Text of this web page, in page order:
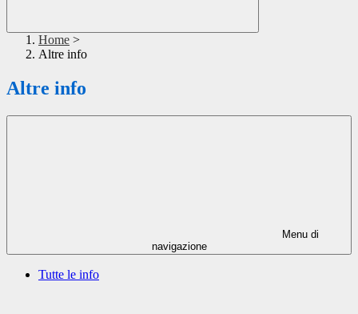
Home >
Altre info
Altre info
Menu di
navigazione
Tutte le info